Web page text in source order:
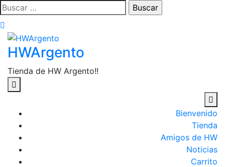
Saltar
al
contenido
Buscar:
HWArgento
Tienda de HW Argento!!
Bienvenido
Tienda
Amigos de HW
Noticias
Carrito